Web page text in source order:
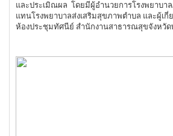
และประเมิณผล โดยมีผู้อำนวยการโรงพยาบา
แทนโรงพยาบาลส่งเสริมสุขภาพตำบล และผู้เกี่
ห้องประชุมทัศนีย์ สำนักงานสาธารณสุขจังหวัด